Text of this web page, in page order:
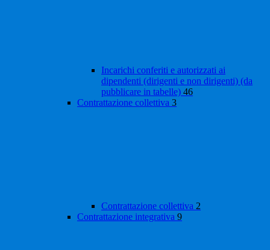
Incarichi conferiti e autorizzati ai
dipendenti (dirigenti e non dirigenti) (da
pubblicare in tabelle) 46
Contrattazione collettiva 3
Contrattazione collettiva 2
Contrattazione integrativa 9